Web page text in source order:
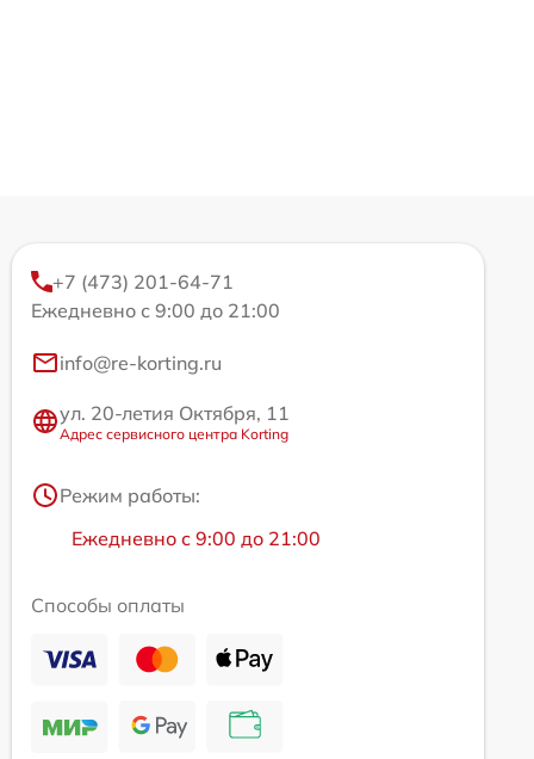
+7 (473) 201-64-71
Ежедневно с 9:00 до 21:00
info@re-korting.ru
ул. 20-летия Октября, 11
Адрес сервисного центра Korting
Режим работы:
Ежедневно с 9:00 до 21:00
Способы оплаты